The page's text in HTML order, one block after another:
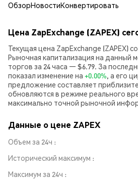
ОбзорНовостиКонвертировать
Цена ZapExchange (ZAPEX)
Текущая цена ZapExchange (ZAPEX)
Рыночная капитализация на данный
торгов за 24 часа — $6.79. За
показал изменение на +0.00%, а его
предложение составляет
обновляются в режиме реального
максимально точной рыночной
Данные о цене ZAPEX
Объем за 24ч
Исторический максимум
Максимум за 24ч